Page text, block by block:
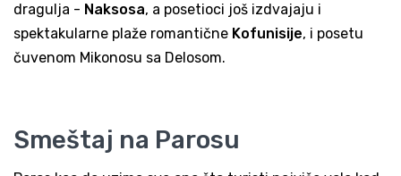
dragulja - Naksosa, a posetioci još izdvajaju i
spektakularne plaže romantične Kofunisije, i posetu
čuvenom Mikonosu sa Delosom.
Smeštaj na Parosu